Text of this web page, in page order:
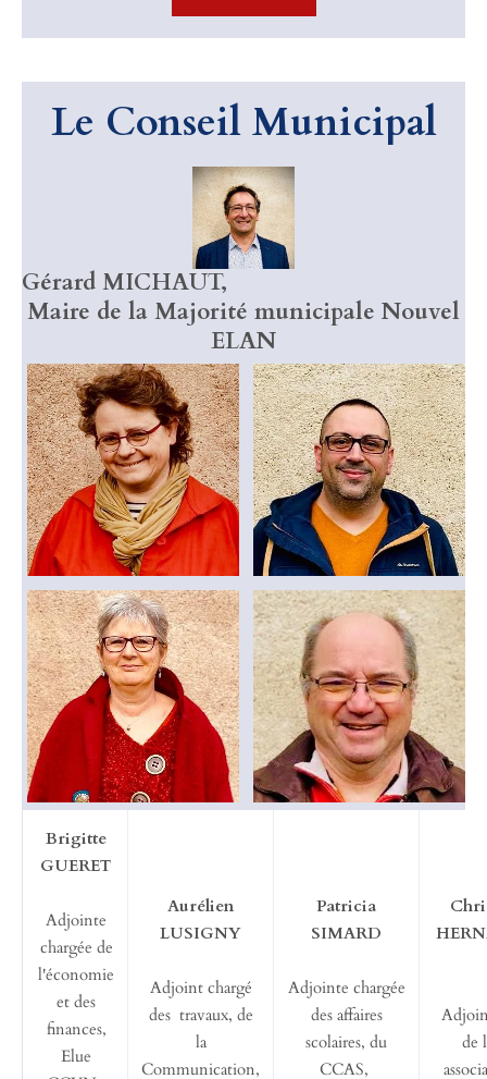
Le Conseil Municipal
Gérard MICHAUT,
Maire de la Majorité municipale Nouvel
ELAN
Brigitte
GUERET
Adjointe
chargée de
l'économie
et des
finances,
Elue
Aurélien
LUSIGNY
Adjoint chargé
des travaux, de
la
Communication,
Patricia
SIMARD
Adjointe chargée
des affaires
scolaires, du
CCAS,
de